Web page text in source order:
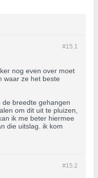
#15.1
nog even over moet
waar ze het beste
breedte gehangen
om dit uit te pluizen,
ik me beter hiermee
die uitslag. ik kom
#15.2